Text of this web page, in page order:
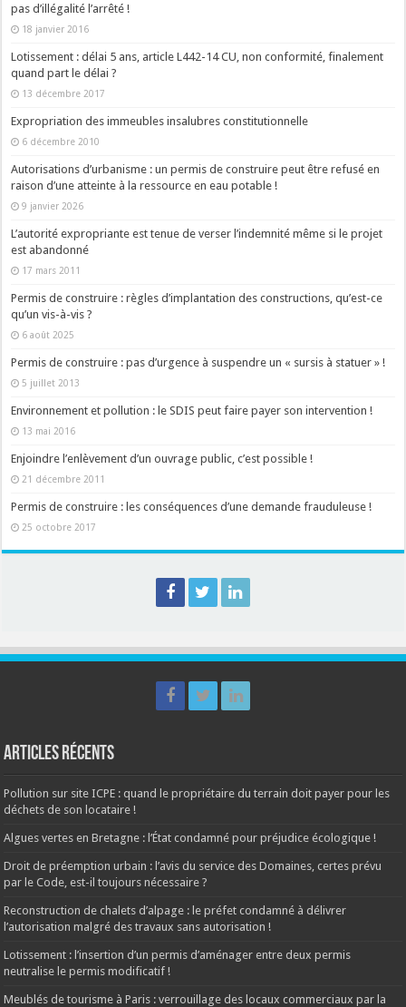
pas d’illégalité l’arrêté !
18 janvier 2016
Lotissement : délai 5 ans, article L442-14 CU, non conformité, finalement
quand part le délai ?
13 décembre 2017
Expropriation des immeubles insalubres constitutionnelle
6 décembre 2010
Autorisations d’urbanisme : un permis de construire peut être refusé en
raison d’une atteinte à la ressource en eau potable !
9 janvier 2026
L’autorité expropriante est tenue de verser l’indemnité même si le projet
est abandonné
17 mars 2011
Permis de construire : règles d’implantation des constructions, qu’est-ce
qu’un vis-à-vis ?
6 août 2025
Permis de construire : pas d’urgence à suspendre un « sursis à statuer » !
5 juillet 2013
Environnement et pollution : le SDIS peut faire payer son intervention !
13 mai 2016
Enjoindre l’enlèvement d’un ouvrage public, c’est possible !
21 décembre 2011
Permis de construire : les conséquences d’une demande frauduleuse !
25 octobre 2017
Articles récents
Pollution sur site ICPE : quand le propriétaire du terrain doit payer pour les
déchets de son locataire !
Algues vertes en Bretagne : l’État condamné pour préjudice écologique !
Droit de préemption urbain : l’avis du service des Domaines, certes prévu
par le Code, est-il toujours nécessaire ?
Reconstruction de chalets d’alpage : le préfet condamné à délivrer
l’autorisation malgré des travaux sans autorisation !
Lotissement : l’insertion d’un permis d’aménager entre deux permis
neutralise le permis modificatif !
Meublés de tourisme à Paris : verrouillage des locaux commerciaux par la